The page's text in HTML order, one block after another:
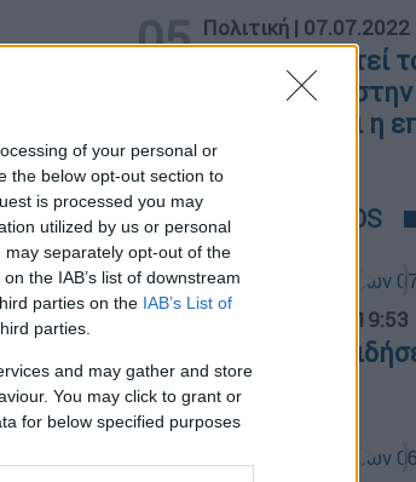
of your personal or
the below opt-out section to
is processed you may
utilized by us or personal
separately opt-out of the
the IAB’s list of downstream
parties on the IAB’s List of
parties.
and may gather and store
You may click to grant or
for below specified purposes
του
05 Πολιτική | 07.07.2022
Τι σηματοδοτεί
Μητσοτάκη
και τι φέρνει η
POPULAR VIDEOS
07.08.2026 19:53
Κεντρικό δελτίο
07/08/2026